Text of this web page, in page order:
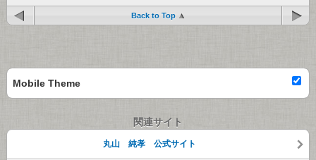
Back to Top
Mobile Theme
関連サイト
丸山 純孝 公式サイト